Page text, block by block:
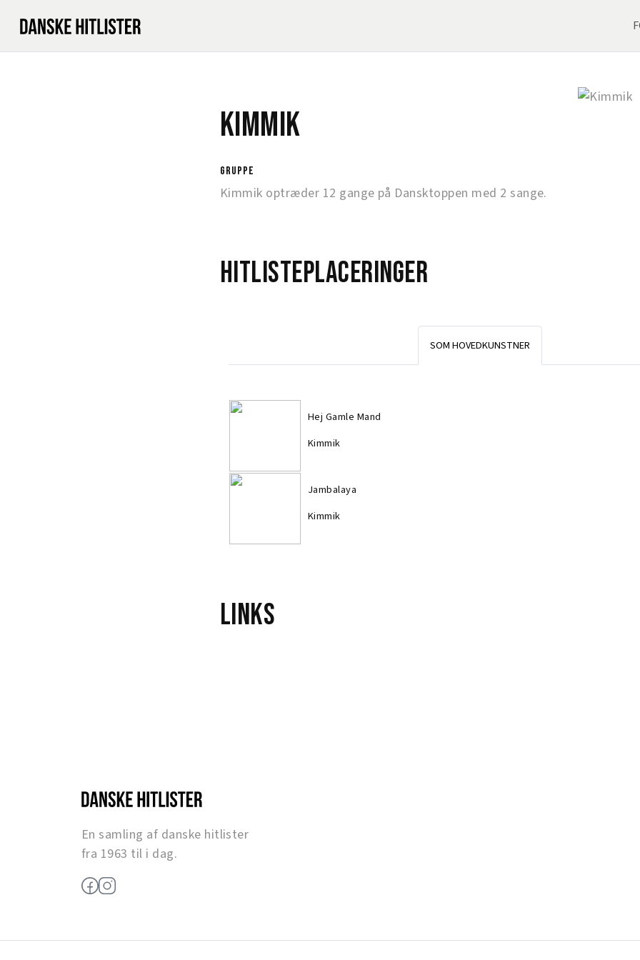
Kimmik
gruppe
Kimmik optræder 12 gange på Dansktoppen med 2 sange.
Hitlisteplaceringer
SOM HOVEDKUNSTNER
Hej Gamle Mand
Kimmik
Jambalaya
Kimmik
Links
En samling af danske hitlister
fra 1963 til i dag.